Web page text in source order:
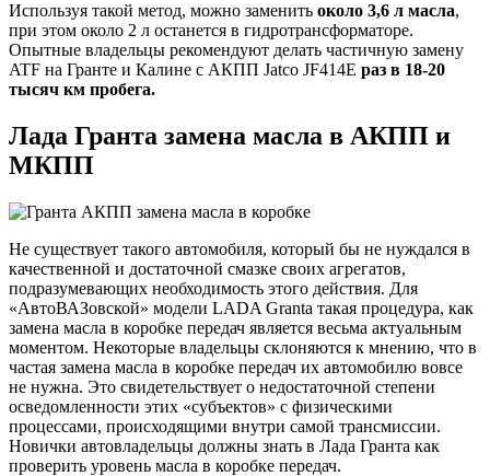
Используя такой метод, можно заменить около 3,6 л масла,
при этом около 2 л останется в гидротрансформаторе.
Опытные владельцы рекомендуют делать частичную замену
ATF на Гранте и Калине с АКПП Jatco JF414E раз в 18-20
тысяч км пробега.
Лада Гранта замена масла в АКПП и
МКПП
Не существует такого автомобиля, который бы не нуждался в
качественной и достаточной смазке своих агрегатов,
подразумевающих необходимость этого действия. Для
«АвтоВАЗовской» модели LADA Granta такая процедура, как
замена масла в коробке передач является весьма актуальным
моментом. Некоторые владельцы склоняются к мнению, что в
частая замена масла в коробке передач их автомобилю вовсе
не нужна. Это свидетельствует о недостаточной степени
осведомленности этих «субъектов» с физическими
процессами, происходящими внутри самой трансмиссии.
Новички автовладельцы должны знать в Лада Гранта как
проверить уровень масла в коробке передач.